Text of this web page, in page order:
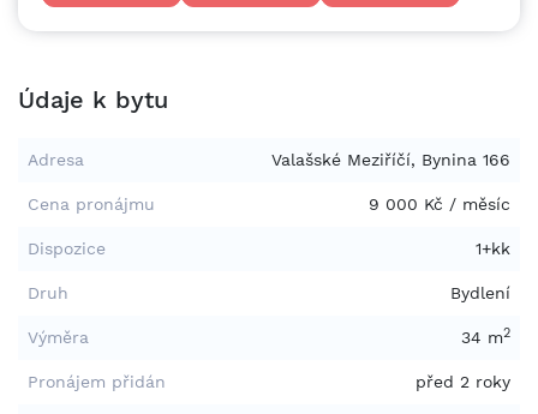
Údaje k bytu
Adresa Valašské Meziříčí, Bynina 166
Cena pronájmu 9 000 Kč / měsíc
Dispozice 1+kk
Druh Bydlení
Výměra 34 m2
Pronájem přidán před 2 roky